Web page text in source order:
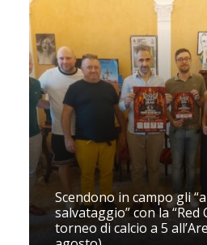
Scendono in campo gli
salvataggio” con la “Red
torneo di calcio a 5